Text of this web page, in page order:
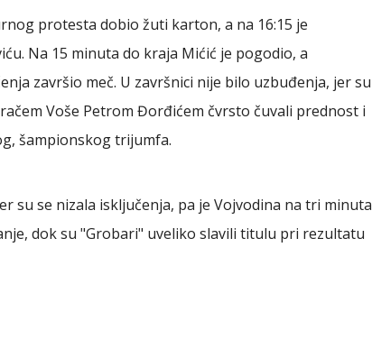
protesta dobio žuti karton, a na 16:15 je
Na 15 minuta do kraja Mićić je pogodio, a
završio meč. U završnici nije bilo uzbuđenja, jer su
Voše Petrom Đorđićem čvrsto čuvali prednost i
šampionskog trijumfa.
su se nizala isključenja, pa je Vojvodina na tri minuta
dok su "Grobari" uveliko slavili titulu pri rezultatu